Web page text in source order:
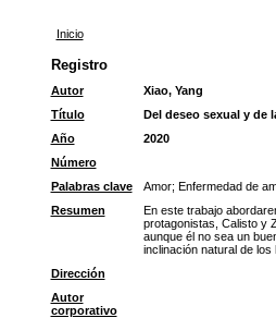
Inicio
Registro
Autor
Xiao, Yang
Título
Del deseo sexual y de
Año
2020
Número
Palabras clave
Amor; Enfermedad de
Resumen
En este trabajo
protagonistas, Calisto y
aunque él no sea un
inclinación natural de
Dirección
Autor
corporativo